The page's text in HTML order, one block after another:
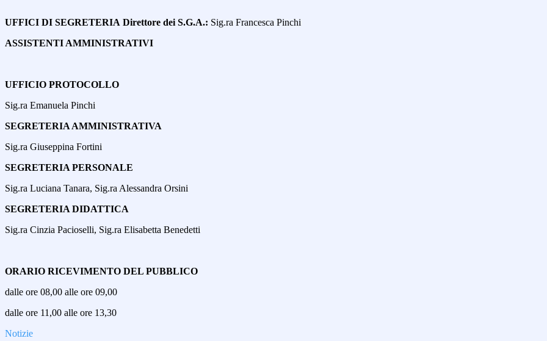
UFFICI DI SEGRETERIA Direttore dei S.G.A.: Sig.ra Francesca Pinchi
ASSISTENTI AMMINISTRATIVI
UFFICIO PROTOCOLLO
Sig.ra Emanuela Pinchi
SEGRETERIA AMMINISTRATIVA
Sig.ra Giuseppina Fortini
SEGRETERIA PERSONALE
Sig.ra Luciana Tanara, Sig.ra Alessandra Orsini
SEGRETERIA DIDATTICA
Sig.ra Cinzia Pacioselli, Sig.ra Elisabetta Benedetti
ORARIO RICEVIMENTO DEL PUBBLICO
dalle ore 08,00 alle ore 09,00
dalle ore 11,00 alle ore 13,30
Notizie